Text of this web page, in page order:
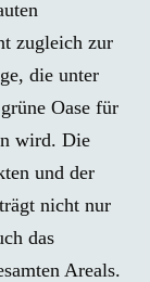
zugleich zur
die unter
Oase für
wird. Die
und der
nicht nur
das
Areals.